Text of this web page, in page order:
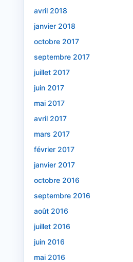
avril 2018
janvier 2018
octobre 2017
septembre 2017
juillet 2017
juin 2017
mai 2017
avril 2017
mars 2017
février 2017
janvier 2017
octobre 2016
septembre 2016
août 2016
juillet 2016
juin 2016
mai 2016